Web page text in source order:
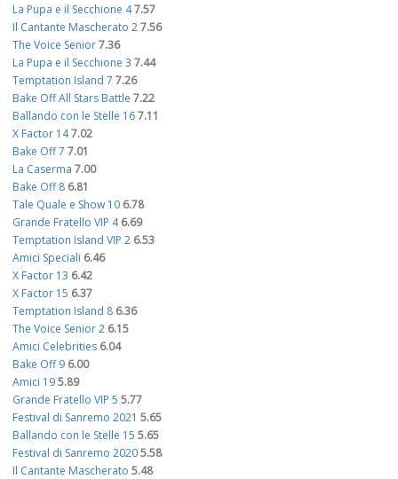
La Pupa e il Secchione 47.57
Il Cantante Mascherato 27.56
The Voice Senior7.36
La Pupa e il Secchione 3 7.44
Temptation Island 7 7.26
Bake Off All Stars Battle 7.22
Ballando con le Stelle 167.11
X Factor 147.02
Bake Off 7 7.01
La Caserma 7.00
Bake Off 8 6.81
Tale Quale e Show 10 6.78
Grande Fratello VIP 4 6.69
Temptation Island VIP 2 6.53
Amici Speciali 6.46
X Factor 13 6.42
X Factor 15 6.37
Temptation Island 8 6.36
The Voice Senior 2 6.15
Amici Celebrities 6.04
Bake Off 9 6.00
Amici 195.89
Grande Fratello VIP 5 5.77
Festival di Sanremo 2021 5.65
Ballando con le Stelle 15 5.65
Festival di Sanremo 20205.58
Il Cantante Mascherato 5.48